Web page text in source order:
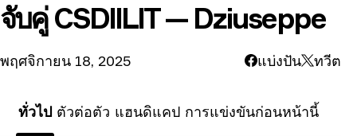
จับคู่ CSDIILIT — Dziuseppe
พฤศจิกายน 18, 2025 แบ่งปัน ทวีต
ทั่วไป ตัวต่อตัว แฮนดิแคป การแข่งขันก่อนหน้านี้